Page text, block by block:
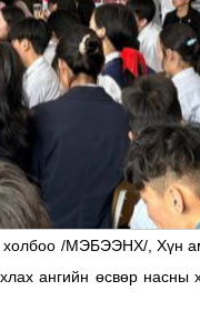
/МЭБЭЭНХ/, Хүн
ангийн өсвөр насны